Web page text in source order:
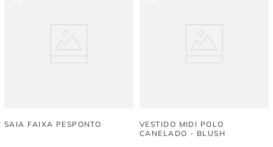
SAIA FAIXA PESPONTO
VESTIDO MIDI POLO
CANELADO - BLUSH